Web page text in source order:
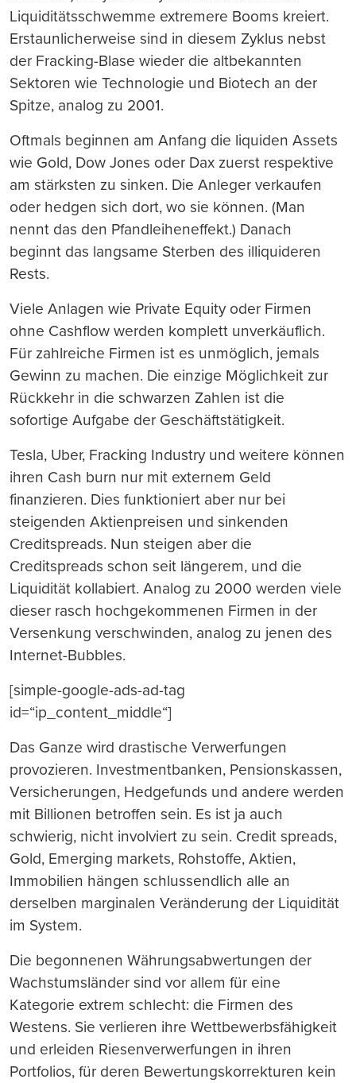
Liquiditätsschwemme extremere Booms kreiert.
Erstaunlicherweise sind in diesem Zyklus nebst
der Fracking-Blase wieder die altbekannten
Sektoren wie Technologie und Biotech an der
Spitze, analog zu 2001.
Oftmals beginnen am Anfang die liquiden Assets
wie Gold, Dow Jones oder Dax zuerst respektive
am stärksten zu sinken. Die Anleger verkaufen
oder hedgen sich dort, wo sie können. (Man
nennt das den Pfandleiheneffekt.) Danach
beginnt das langsame Sterben des illiquideren
Rests.
Viele Anlagen wie Private Equity oder Firmen
ohne Cashflow werden komplett unverkäuflich.
Für zahlreiche Firmen ist es unmöglich, jemals
Gewinn zu machen. Die einzige Möglichkeit zur
Rückkehr in die schwarzen Zahlen ist die
sofortige Aufgabe der Geschäftstätigkeit.
Tesla, Uber, Fracking Industry und weitere können
ihren Cash burn nur mit externem Geld
finanzieren. Dies funktioniert aber nur bei
steigenden Aktienpreisen und sinkenden
Creditspreads. Nun steigen aber die
Creditspreads schon seit längerem, und die
Liquidität kollabiert. Analog zu 2000 werden viele
dieser rasch hochgekommenen Firmen in der
Versenkung verschwinden, analog zu jenen des
Internet-Bubbles.
[simple-google-ads-ad-tag
id=“ip_content_middle“]
Das Ganze wird drastische Verwerfungen
provozieren. Investmentbanken, Pensionskassen,
Versicherungen, Hedgefunds und andere werden
mit Billionen betroffen sein. Es ist ja auch
schwierig, nicht involviert zu sein. Credit spreads,
Gold, Emerging markets, Rohstoffe, Aktien,
Immobilien hängen schlussendlich alle an
derselben marginalen Veränderung der Liquidität
im System.
Die begonnenen Währungsabwertungen der
Wachstumsländer sind vor allem für eine
Kategorie extrem schlecht: die Firmen des
Westens. Sie verlieren ihre Wettbewerbsfähigkeit
und erleiden Riesenverwerfungen in ihren
Portfolios, für deren Bewertungskorrekturen kein